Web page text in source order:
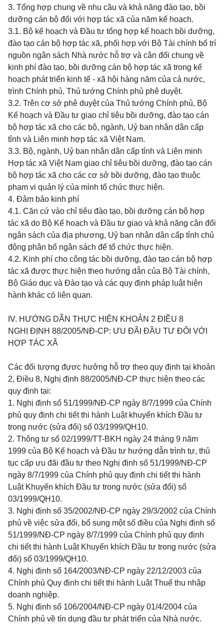
3. Tổng hợp chung về nhu cầu và khả năng đào tạo, bồi
dưỡng cán bộ đối với hợp tác xã của năm kế hoạch.
3.1. Bộ kế hoạch và Đầu tư tổng hợp kế hoạch bồi dưỡng,
đào tạo cán bộ hợp tác xã, phối hợp với Bộ Tài chính bố trí
nguồn ngân sách Nhà nước hỗ trợ và cân đối chung về
kinh phí đào tạo, bồi dưỡng cán bộ hợp tác xã trong kế
hoạch phát triển kinh tế - xã hội hàng năm của cả nước,
trình Chính phủ, Thủ tướng Chính phủ phê duyệt.
3.2. Trên cơ sở phê duyệt của Thủ tướng Chính phủ, Bộ
Kế hoạch và Đầu tư giao chỉ tiêu bồi dưỡng, đào tạo cán
bộ hợp tác xã cho các bộ, ngành, Uỷ ban nhân dân cấp
tỉnh và Liên minh hợp tác xã Việt Nam.
3.3. Bộ, ngành, Uỷ ban nhân dân cấp tỉnh và Liên minh
Hợp tác xã Việt Nam giao chỉ tiêu bồi dưỡng, đào tạo cán
bộ hợp tác xã cho các cơ sở bồi dưỡng, đào tạo thuộc
phạm vi quản lý của mình tổ chức thực hiện.
4. Đảm bảo kinh phí
4.1. Căn cứ vào chỉ tiêu đào tạo, bồi dưỡng cán bộ hợp
tác xã do Bộ Kế hoạch và Đầu tư giao và khả năng cân đối
ngân sách của địa phương, Uỷ ban nhân dân cấp tỉnh chủ
động phân bổ ngân sách để tổ chức thực hiện.
4.2. Kinh phí cho công tác bồi dưỡng, đào tạo cán bộ hợp
tác xã được thực hiện theo hướng dẫn của Bộ Tài chính,
Bộ Giáo dục và Đào tạo và các quy định pháp luật hiện
hành khác có liên quan.
IV. HƯỚNG DẪN THỰC HIỆN KHOẢN 2 ĐIỀU 8
NGHỊ ĐỊNH 88/2005/NĐ-CP: ƯU ĐÃI ĐẦU TƯ ĐỐI VỚI
HỢP TÁC XÃ
Các đối tượng đựơc hưởng hỗ trợ theo quy định tại khoản
2, Điều 8, Nghị định 88/2005/NĐ-CP thực hiện theo các
quy định tại:
1. Nghị định số 51/1999/NĐ-CP ngày 8/7/1999 của Chính
phủ quy định chi tiết thi hành Luật khuyến khích Đầu tư
trong nước (sửa đổi) số 03/1999/QH10.
2. Thông tư số 02/1999/TT-BKH ngày 24 tháng 9 năm
1999 của Bộ Kế hoạch và Đầu tư hướng dẫn trình tự, thủ
tục cấp ưu đãi đầu tư theo Nghị định số 51/1999/NĐ-CP
ngày 8/7/1999 của Chính phủ quy định chi tiết thi hành
Luật Khuyến khích Đầu tư trong nước (sửa đổi) số
03/1999/QH10.
3. Nghị định số 35/2002/NĐ-CP ngày 29/3/2002 của Chính
phủ về việc sửa đổi, bổ sung một số điều của Nghị định số
51/1999/NĐ-CP ngày 8/7/1999 của Chính phủ quy định
chi tiết thi hành Luật Khuyến khích Đầu tư trong nước (sửa
đổi) số 03/1999/QH10.
4. Nghị định số 164/2003/NĐ-CP ngày 22/12/2003 của
Chính phủ Quy định chi tiết thi hành Luật Thuế thu nhập
doanh nghiệp.
5. Nghị định số 106/2004/NĐ-CP ngày 01/4/2004 của
Chính phủ về tín dụng đầu tư phát triển của Nhà nước.